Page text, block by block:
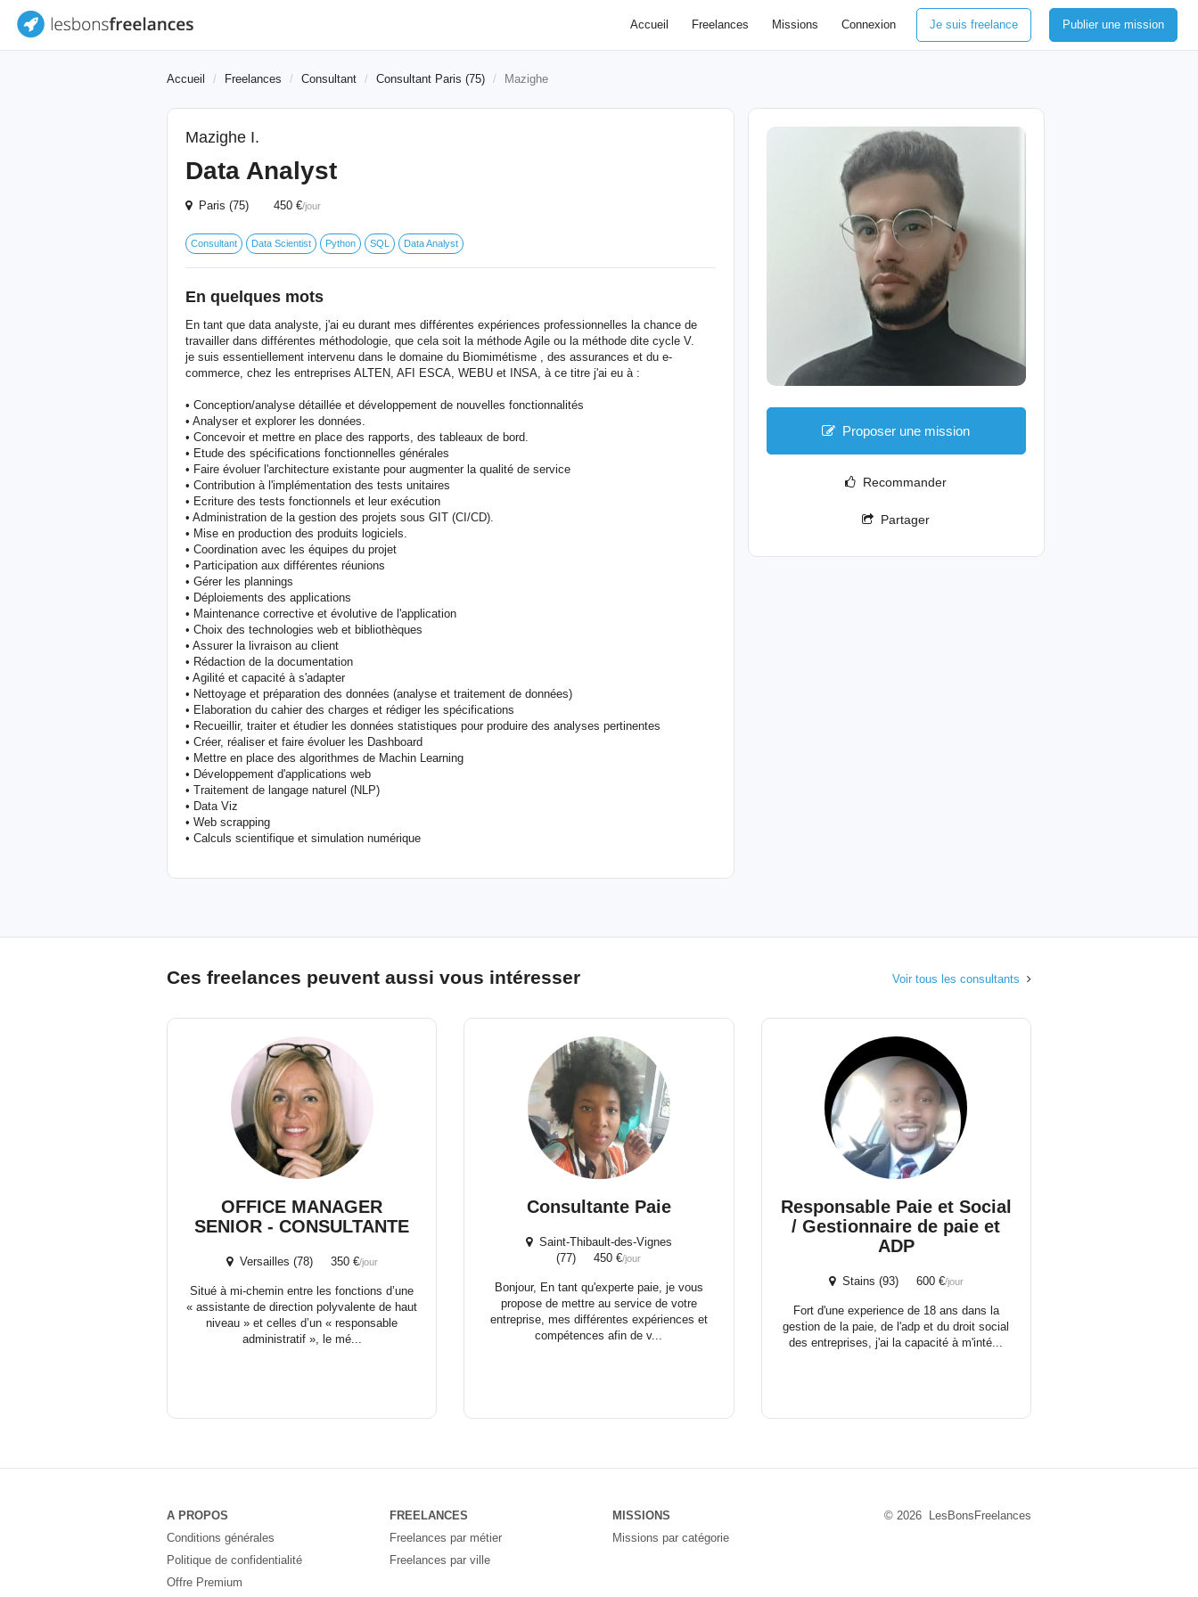
Accueil Freelances Missions Connexion Je suis freelance Publier une mission
Accueil Freelances Consultant Consultant Paris (75) Mazighe
Mazighe I.
Data Analyst
Paris (75) 450 €/jour
Consultant Data Scientist Python SQL Data Analyst
En quelques mots
En tant que data analyste, j'ai eu durant mes différentes expériences professionnelles la chance de
travailler dans différentes méthodologie, que cela soit la méthode Agile ou la méthode dite cycle V.
je suis essentiellement intervenu dans le domaine du Biomimétisme , des assurances et du e-
commerce, chez les entreprises ALTEN, AFI ESCA, WEBU et INSA, à ce titre j'ai eu à :
• Conception/analyse détaillée et développement de nouvelles fonctionnalités
• Analyser et explorer les données.
• Concevoir et mettre en place des rapports, des tableaux de bord.
• Etude des spécifications fonctionnelles générales
• Faire évoluer l'architecture existante pour augmenter la qualité de service
• Contribution à l'implémentation des tests unitaires
• Ecriture des tests fonctionnels et leur exécution
• Administration de la gestion des projets sous GIT (CI/CD).
• Mise en production des produits logiciels.
• Coordination avec les équipes du projet
• Participation aux différentes réunions
• Gérer les plannings
• Déploiements des applications
• Maintenance corrective et évolutive de l'application
• Choix des technologies web et bibliothèques
• Assurer la livraison au client
• Rédaction de la documentation
• Agilité et capacité à s'adapter
• Nettoyage et préparation des données (analyse et traitement de données)
• Elaboration du cahier des charges et rédiger les spécifications
• Recueillir, traiter et étudier les données statistiques pour produire des analyses pertinentes
• Créer, réaliser et faire évoluer les Dashboard
• Mettre en place des algorithmes de Machin Learning
• Développement d'applications web
• Traitement de langage naturel (NLP)
• Data Viz
• Web scrapping
• Calculs scientifique et simulation numérique
Proposer une mission
Recommander
Partager
Ces freelances peuvent aussi vous intéresser Voir tous les consultants
OFFICE MANAGER
SENIOR - CONSULTANTE
Versailles (78) 350 €/jour
Situé à mi-chemin entre les fonctions d’une
« assistante de direction polyvalente de haut
niveau » et celles d’un « responsable
administratif », le mé...
Consultante Paie
Saint-Thibault-des-Vignes
(77) 450 €/jour
Bonjour, En tant qu'experte paie, je vous
propose de mettre au service de votre
entreprise, mes différentes expériences et
compétences afin de v...
Responsable Paie et Social
/ Gestionnaire de paie et
ADP
Stains (93) 600 €/jour
Fort d'une experience de 18 ans dans la
gestion de la paie, de l'adp et du droit social
des entreprises, j'ai la capacité à m'inté...
A PROPOS
Conditions générales
Politique de confidentialité
Offre Premium
FREELANCES
Freelances par métier
Freelances par ville
MISSIONS
Missions par catégorie
© 2026 LesBonsFreelances